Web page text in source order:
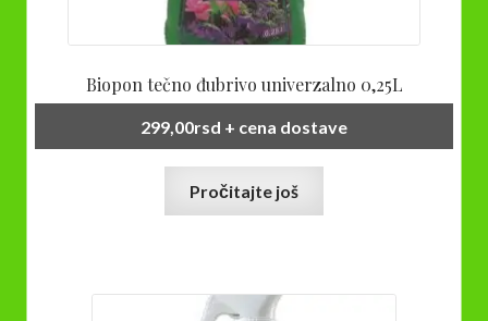
Biopon tečno đubrivo univerzalno 0,25L
299,00rsd + cena dostave
Pročitajte još